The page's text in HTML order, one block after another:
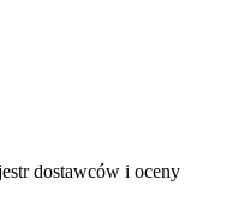
dostawców i oceny